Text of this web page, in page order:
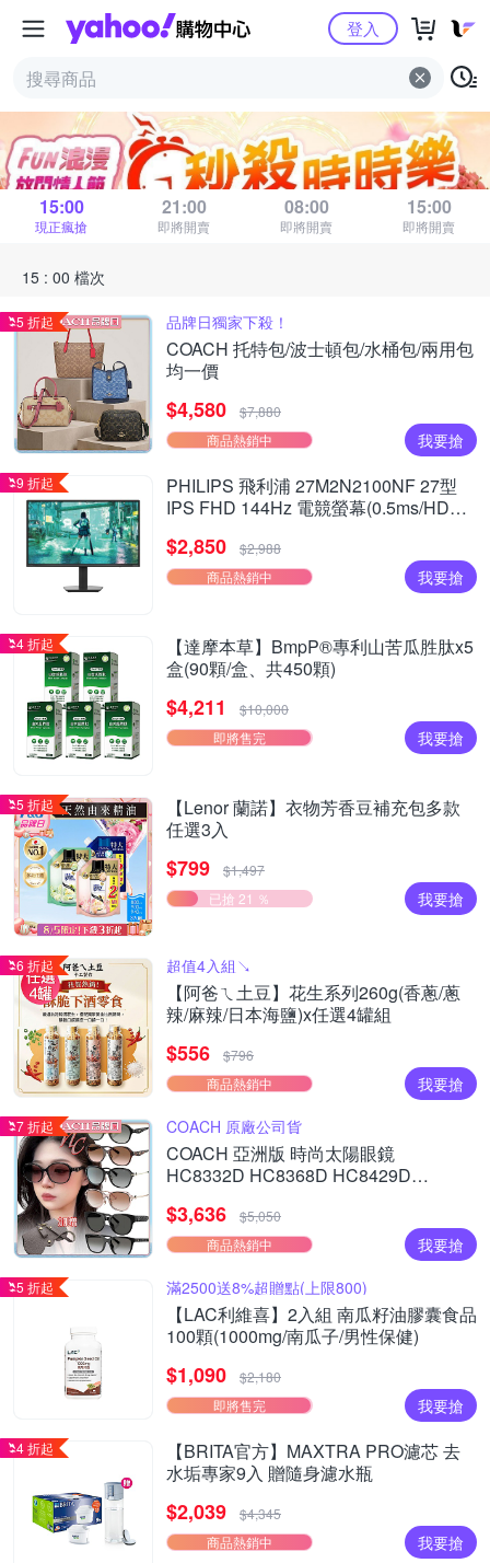
Yahoo購物中心
登入
秒殺時時樂
距 15 : 00 場結束
15:00
現正瘋搶
21:00
即將開賣
08:00
即將開賣
15:00
即將開賣
15 : 00 檔次
5 折起 品牌日獨家下殺！
COACH 托特包/波士頓包/水桶包/兩用包
均一價
$4,580
$7,880
商品熱銷中
我要搶
9 折起
PHILIPS 飛利浦 27M2N2100NF 27型
IPS FHD 144Hz 電競螢幕(0.5ms/HDMI/
$2,850
$2,988
商品熱銷中
我要搶
4 折起
【達摩本草】BmpP®專利山苦瓜胜肽x5
盒(90顆/盒、共450顆)
$4,211
$10,000
即將售完
我要搶
5 折起
【Lenor 蘭諾】衣物芳香豆補充包多款
任選3入
$799
$1,497
已搶 21 ％
我要搶
6 折起 超值4入組↘︎
【阿爸ㄟ土豆】花生系列260g(香蔥/蔥
辣/麻辣/日本海鹽)x任選4罐組
$556
$796
商品熱銷中
我要搶
7 折起 COACH 原廠公司貨
COACH 亞洲版 時尚太陽眼鏡
HC8332D HC8368D HC8429D
(加贈掛式眼鏡袋)
$3,636
$5,050
商品熱銷中
我要搶
5 折起 滿2500送8%超贈點(上限800)
【LAC利維喜】2入組 南瓜籽油膠囊食品
100顆(1000mg/南瓜子/男性保健)
$1,090
$2,180
即將售完
我要搶
4 折起
【BRITA官方】MAXTRA PRO濾芯 去
水垢專家9入 贈隨身濾水瓶
$2,039
$4,345
商品熱銷中
我要搶